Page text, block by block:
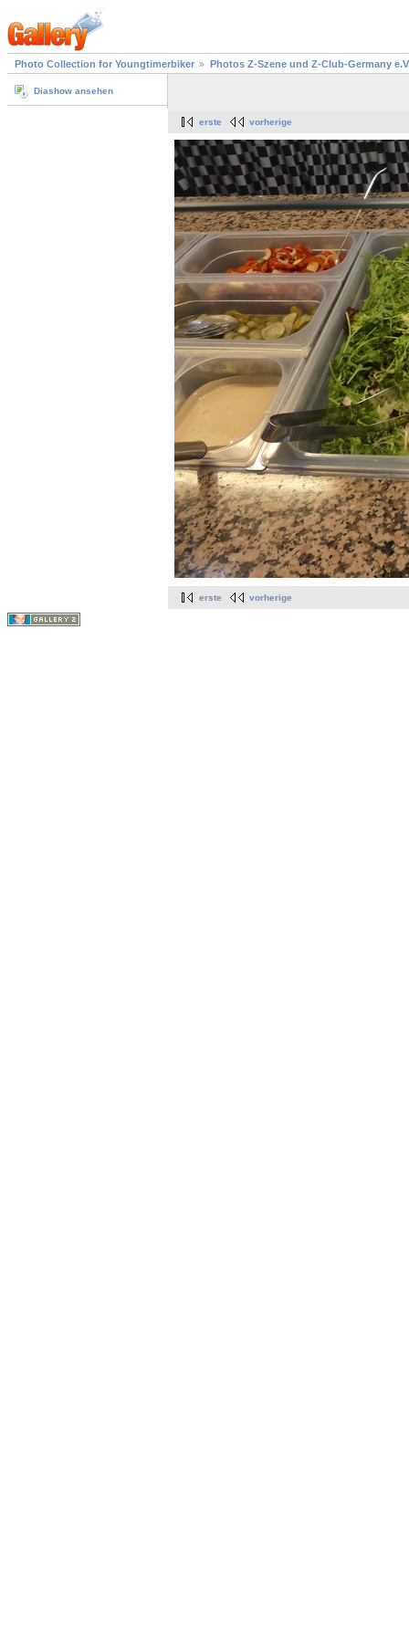
Photo Collection for Youngtimerbiker Photos Z-Szene und Z-Club-Germany
Diashow ansehen
erste vorherige
erste vorherige